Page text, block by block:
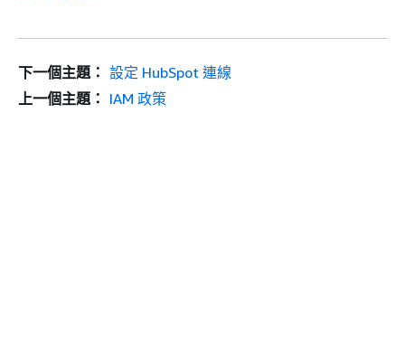
下一個主題： 設定 HubSpot 連線
上一個主題： IAM 政策